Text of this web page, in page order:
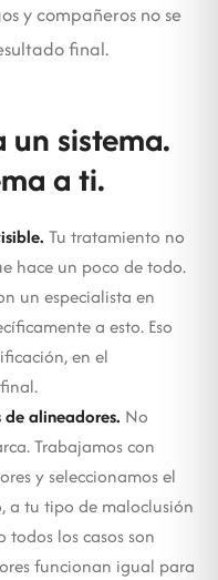
y compañeros no se
final.
un sistema.
a ti.
Tu tratamiento no
hace un poco de todo.
un especialista en
a esto. Eso
en el
alineadores. No
Trabajamos con
y seleccionamos el
a tu tipo de maloclusión
los casos son
funcionan igual para